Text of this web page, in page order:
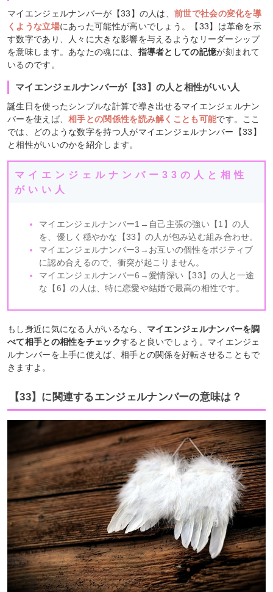
マイエンジェルナンバーが【33】の人は、 前世で社会の変化を導
くような立場にあった可能性が高いでしょう。【33】は革命を示
す数字であり、人々に大きな影響を与えるようなリーダーシップ
を意味します。あなたの魂には、 指導者としての記憶が刻まれて
いるのです。
マイエンジェルナンバーが【33】の人と相性がいい人
誕生日を使ったシンプルな計算で導き出せるマイエンジェルナン
バーを使えば、相手との関係性を読み解くことも可能です。ここ
では、どのような数字を持つ人がマイエンジェルナンバー【33】
と相性がいいのかを紹介します。
マイエンジェルナンバー33の人と相性
がいい人
マイエンジェルナンバー1→自己主張の強い【1】の人
を、優しく穏やかな【33】の人が包み込む組み合わせ。
マイエンジェルナンバー3→お互いの個性をポジティブ
に認め合えるので、衝突が起こりません。
マイエンジェルナンバー6→愛情深い【33】の人と一途
な【6】の人は、特に恋愛や結婚で最高の相性です。
もし身近に気になる人がいるなら、 マイエンジェルナンバーを調
べて相手との相性をチェックすると良いでしょう。マイエンジェ
ルナンバーを上手に使えば、相手との関係を好転させることもで
きますよ。
【33】に関連するエンジェルナンバーの意味は？